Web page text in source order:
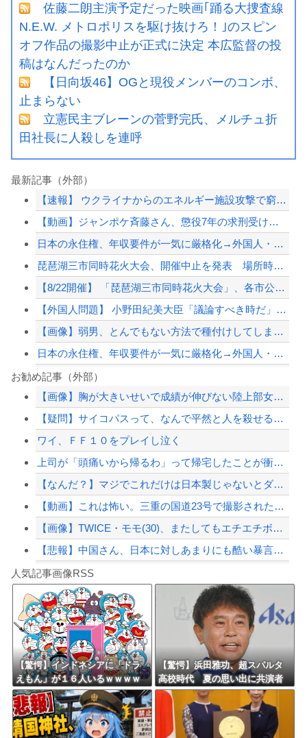
佐藤二朗主演予定だった映画｢踊る大捜査線
N.E.W. メトロポリスを駆け抜けろ！｣のスピン
オフ作品の撮影中止が正式に決定 本広監督の投
稿はなんだったのか
【日向坂46】OGと現役メンバーのコンボ、
止まらない
立憲民主ブレーンの菅野完氏、メルチュ折
田社長に人殺しを連呼
最新記事（外部）
【速報】 ウクライナからのエネルギー施設攻撃で窮地のロシアを韓国が助けていたこと...
【動画】ジャンポケ斉藤さん、懲役7年の求刑受けたあとのTikTokライブ配信がヤ...
日本の永住権、年収要件が一気に厳格化→外国人・市民ら「差別だ！」と抗議
琵琶湖三市同時花火大会、開催中止を発表 場所時刻不明・許可なし・交通整理なし・市...
【8/22開催】 「琵琶湖三市同時花火大会」、各市公式「そんな花火大会は存在しな...
【外国人問題】 小野田紀美大臣「議論すべき時だ」→SNS「まだ議論もしてなかった...
【画像】弱男、とんでもない方法で種付けしてしまうWWWWWWWWWWWW
日本の永住権、年収要件が一気に厳格化→外国人・市民ら「差別だ！」と抗議
【これは驚き】田中れいなさん（35）、昔とほぼ変わらないｗｗｗｗ
長崎の語り部お爺ちゃん（84）、修学旅行生に「日本も原爆を持たないと負ける」と言...
【配信者】「金バエ」のSNS更新が1週間途絶え、様々な憶測が飛び交う。1週間ぶり...
【緊急速報】NYで警官が黒人男性の首を絞め、暴動第二波不可避へ
Powered by livedoor 相互RSS
お勧め記事（外部）
【画像】胸が大きいせいで成績が伸びない陸上部女子ｗｗｗｗｗｗｗｗｗｗｗｗ
【疑問】サイコパスって、なんで平然と人を殺せるの？
ワイ、ＦＦ１０をプレイし泣く
上司が「頭痛いから帰るわ」って帰宅したことが衝撃的だった
【なんだ？】マジでこれだけは日本製じゃないとダメな物
【動画】これは怖い。三重の国道23号で撮影された避けようがないもらい事故の瞬間。
【画像】TWICE・モモ(30)、またしてもエチエチボデーを披露wwwwwwww...
【悲報】中国さん、日本に対しあまりにも酷い暴言を放つ 「侵略戦争仕掛けたくせに...
8/4のニュース
更新中止のお知らせ
海外「おめでとうタキ！」リヴァプール南野がバースデーゴール！！
人気記事画像RSS
【驚愕】インドネシアに「ドラ
えもん」が１６人いるｗｗｗｗ
ｗｗｗｗｗｗｗ
【驚愕】浜田雅功、超スパルタ
高校時代 夏の思い出に共演者
衝撃「ええ？」「それはかわい
そう」